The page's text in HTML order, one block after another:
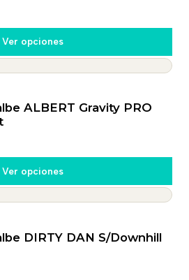
Ver opciones
ALBERT Gravity PRO
Ver opciones
DIRTY DAN S/Downhill